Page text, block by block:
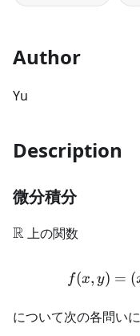
Author
Yu
Description
微分積分
\mathbb{R}
R上の関数
f(x, y) = (
について次の各問い